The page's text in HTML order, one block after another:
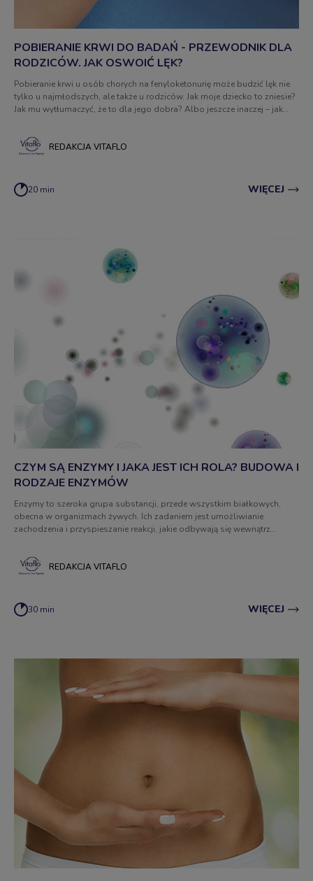
POBIERANIE KRWI DO BADAŃ - PRZEWODNIK DLA
RODZICÓW. JAK OSWOIĆ LĘK?
Pobieranie krwi u osób chorych na fenyloketonurię może budzić lęk nie
tylko u najmłodszych, ale także u rodziców. Jak moje dziecko to zniesie?
Jak mu wytłumaczyć, że to dla jego dobra? Albo jeszcze inaczej – jak
REDAKCJA VITAFLO
20 min WIĘCEJ
CZYM SĄ ENZYMY I JAKA JEST ICH ROLA? BUDOWA I
RODZAJE ENZYMÓW
Enzymy to szeroka grupa substancji, przede wszystkim białkowych,
obecna w organizmach żywych. Ich zadaniem jest umożliwianie
zachodzenia i przyspieszanie reakcji, jakie odbywają się wewnątrz
więcej na temat enzymów!
REDAKCJA VITAFLO
30 min WIĘCEJ